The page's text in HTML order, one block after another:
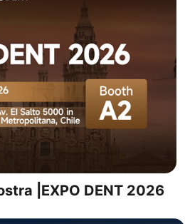
|EXPO DENT 2026